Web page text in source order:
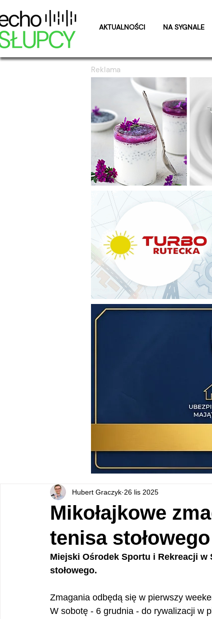
AKTUALNOŚCI NA SYGNALE
Reklama
Mikołajkowe
tenisa
Hubert Graczyk 26 lis 2025
Miejski Ośrodek Sportu i Rekreacji w
stołowego.
Zmagania odbędą się w pierwszy
W sobotę - 6 grudnia - do rywalizacji w